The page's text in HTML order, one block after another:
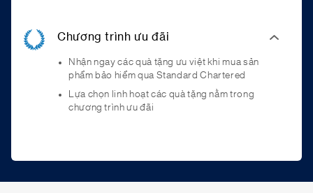
Chương trình ưu đãi
Nhận ngay các quà tặng ưu việt khi mua sản
phẩm bảo hiểm qua Standard Chartered
Lựa chọn linh hoạt các quà tặng nằm trong
chương trình ưu đãi